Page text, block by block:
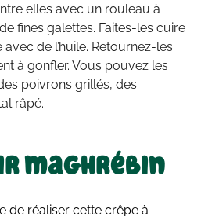
elles avec un rouleau à
fines galettes. Faites-les cuire
de l’huile. Retournez-les
à gonfler. Vous pouvez les
poivrons grillés, des
râpé.
maghrébin